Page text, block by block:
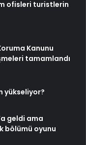
ofisleri turistlerin
Kanunu
tamamlandı
yükseliyor?
geldi ama
bölümü oyunu